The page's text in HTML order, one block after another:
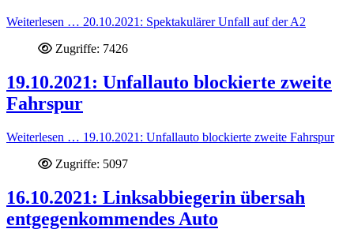
Weiterlesen … 20.10.2021: Spektakulärer Unfall auf der A2
Zugriffe: 7426
19.10.2021: Unfallauto blockierte zweite
Fahrspur
Weiterlesen … 19.10.2021: Unfallauto blockierte zweite Fahrspur
Zugriffe: 5097
16.10.2021: Linksabbiegerin übersah
entgegenkommendes Auto